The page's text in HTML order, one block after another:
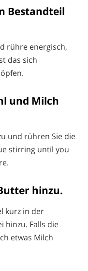
Bestandteil
rühre energisch,
das sich
und Milch
und rühren Sie die
stirring until you
hinzu.
kurz in der
hinzu. Falls die
etwas Milch